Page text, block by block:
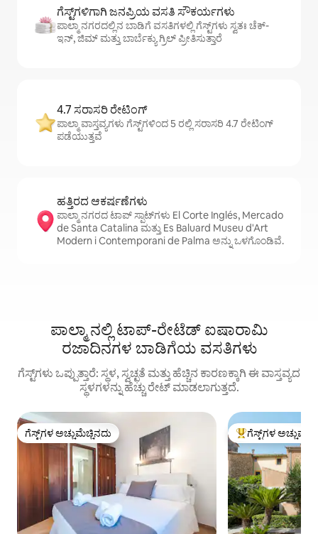
ಗೆಸ್ಟ್‌ಗಳಿಗಾಗಿ ಜನಪ್ರಿಯ ವಸತಿ ಸೌಕರ್ಯಗಳು
ಪಾಲ್ಮಾ ನಗರದಲ್ಲಿನ ಬಾಡಿಗೆ ವಸತಿಗಳಲ್ಲಿ ಗೆಸ್ಟ್‌ಗಳು ಸ್ವತಃ ಚೆಕ್-
ಇನ್, ಜಿಮ್ ಮತ್ತು ಬಾರ್ಬೆಕ್ಯು ಗ್ರಿಲ್ ಪ್ರೀತಿಸುತ್ತಾರೆ
4.7 ಸರಾಸರಿ ರೇಟಿಂಗ್
ಪಾಲ್ಮಾ ವಾಸ್ತವ್ಯಗಳು ಗೆಸ್ಟ್‌ಗಳಿಂದ 5 ರಲ್ಲಿ ಸರಾಸರಿ 4.7 ರೇಟಿಂಗ್
ಪಡೆಯುತ್ತವೆ
ಹತ್ತಿರದ ಆಕರ್ಷಣೆಗಳು
ಪಾಲ್ಮಾ ನಗರದ ಟಾಪ್ ಸ್ಪಾಟ್‌ಗಳು El Corte Inglés, Mercado
de Santa Catalina ಮತ್ತು Es Baluard Museu d'Art
Modern i Contemporani de Palma ಅನ್ನು ಒಳಗೊಂಡಿವೆ.
ಪಾಲ್ಮಾ ನಲ್ಲಿ ಟಾಪ್-ರೇಟೆಡ್ ಐಷಾರಾಮಿ
ರಜಾದಿನಗಳ ಬಾಡಿಗೆಯ ವಸತಿಗಳು
ಗೆಸ್ಟ್‌ಗಳು ಒಪ್ಪುತ್ತಾರೆ: ಸ್ಥಳ, ಸ್ವಚ್ಛತೆ ಮತ್ತು ಹೆಚ್ಚಿನ ಕಾರಣಕ್ಕಾಗಿ ಈ ವಾಸ್ತವ್ಯದ
ಸ್ಥಳಗಳನ್ನು ಹೆಚ್ಚು ರೇಟ್ ಮಾಡಲಾಗುತ್ತದೆ.
ಗೆಸ್ಟ್‌ಗಳ ಅಚ್ಚುಮೆಚ್ಚಿನದು
ಗೆಸ್ಟ್‌ಗಳ ಅಚ್ಚುಮೆಚ್ಚಿನದು ಗೆಸ್ಟ್‌ಗಳಿಗೆ ಅತಿ ಹೆಚ್ಚು
ಗೆಸ್ಟ್‌ಗಳ